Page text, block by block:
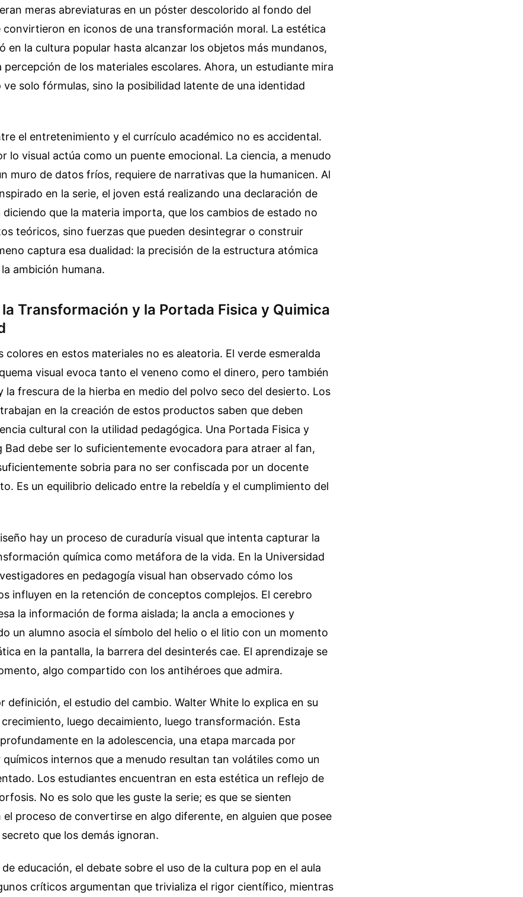
meras abreviaturas en un póster descolorido al fondo del
convirtieron en iconos de una transformación moral. La estética
en la cultura popular hasta alcanzar los objetos más mundanos,
de los materiales escolares. Ahora, un estudiante mira
ve solo fórmulas, sino la posibilidad latente de una identidad
el entretenimiento y el currículo académico no es accidental.
lo visual actúa como un puente emocional. La ciencia, a menudo
muro de datos fríos, requiere de narrativas que la humanicen. Al
en la serie, el joven está realizando una declaración de
diciendo que la materia importa, que los cambios de estado no
teóricos, sino fuerzas que pueden desintegrar o construir
captura esa dualidad: la precisión de la estructura atómica
ambición humana.
la Transformación y la Portada Fisica y Quimica
colores en estos materiales no es aleatoria. El verde esmeralda
visual evoca tanto el veneno como el dinero, pero también
la frescura de la hierba en medio del polvo seco del desierto. Los
en la creación de estos productos saben que deben
cultural con la utilidad pedagógica. Una Portada Fisica y
Bad debe ser lo suficientemente evocadora para atraer al fan,
sobria para no ser confiscada por un docente
Es un equilibrio delicado entre la rebeldía y el cumplimiento del
hay un proceso de curaduría visual que intenta capturar la
química como metáfora de la vida. En la Universidad
en pedagogía visual han observado cómo los
influyen en la retención de conceptos complejos. El cerebro
la información de forma aislada; la ancla a emociones y
un alumno asocia el símbolo del helio o el litio con un momento
en la pantalla, la barrera del desinterés cae. El aprendizaje se
algo compartido con los antihéroes que admira.
definición, el estudio del cambio. Walter White lo explica en su
crecimiento, luego decaimiento, luego transformación. Esta
en la adolescencia, una etapa marcada por
internos que a menudo resultan tan volátiles como un
Los estudiantes encuentran en esta estética un reflejo de
No es solo que les guste la serie; es que se sienten
proceso de convertirse en algo diferente, en alguien que posee
que los demás ignoran.
educación, el debate sobre el uso de la cultura pop en el aula
críticos argumentan que trivializa el rigor científico, mientras